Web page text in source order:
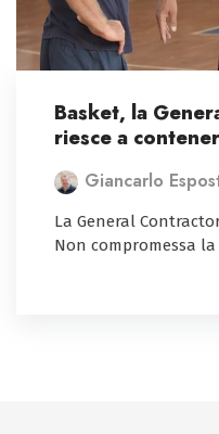
Basket, la
riesce a
Giancarlo
La General
Non compromessa